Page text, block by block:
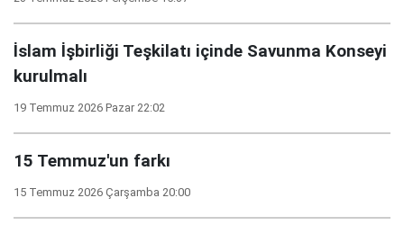
İslam İşbirliği Teşkilatı içinde Savunma Konseyi
kurulmalı
19 Temmuz 2026 Pazar 22:02
15 Temmuz'un farkı
15 Temmuz 2026 Çarşamba 20:00